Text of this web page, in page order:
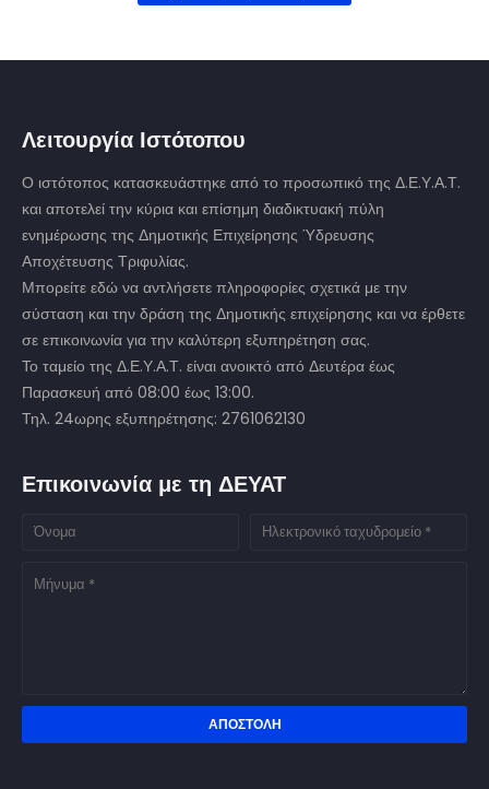
Λειτουργία Ιστότοπου
Ο ιστότοπος κατασκευάστηκε από το προσωπικό της Δ.Ε.Υ.Α.Τ.
και αποτελεί την κύρια και επίσημη διαδικτυακή πύλη
ενημέρωσης της Δημοτικής Επιχείρησης Ύδρευσης
Αποχέτευσης Τριφυλίας.
Μπορείτε εδώ να αντλήσετε πληροφορίες σχετικά με την
σύσταση και την δράση της Δημοτικής επιχείρησης και να έρθετε
σε επικοινωνία για την καλύτερη εξυπηρέτηση σας.
Το ταμείο της Δ.Ε.Υ.Α.Τ. είναι ανοικτό από Δευτέρα έως
Παρασκευή από 08:00 έως 13:00.
Τηλ. 24ωρης εξυπηρέτησης: 2761062130
Επικοινωνία με τη ΔΕΥΑΤ